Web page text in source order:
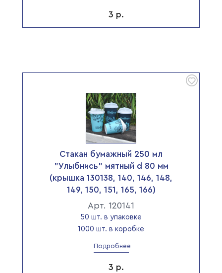
3 р.
Стакан бумажный 250 мл
"Улыбнись" мятный d 80 мм
(крышка 130138, 140, 146, 148,
149, 150, 151, 165, 166)
Арт. 120141
50 шт. в упаковке
1000 шт. в коробке
Подробнее
3 р.